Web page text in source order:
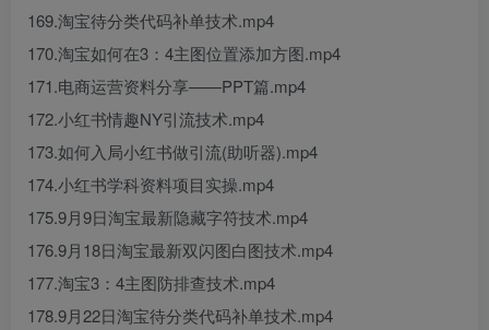
169.淘宝待分类代码补单技术.mp4
170.淘宝如何在3：4主图位置添加方图.mp4
171.电商运营资料分享——PPT篇.mp4
172.小红书情趣NY引流技术.mp4
173.如何入局小红书做引流(助听器).mp4
174.小红书学科资料项目实操.mp4
175.9月9日淘宝最新隐藏字符技术.mp4
176.9月18日淘宝最新双闪图白图技术.mp4
177.淘宝3：4主图防排查技术.mp4
178.9月22日淘宝待分类代码补单技术.mp4